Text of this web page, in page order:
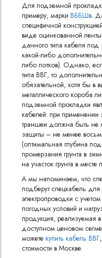
Для подземной
примеру, марки ВББШв.
специфичной
виде оцинкованной
данного типа кабеля под
какой-либо
либо лотков). Однако,
типа ВВГ, то
обязательной, хотя бы в
металлического короба
подземной прокладки
кабелей: при применении
траншеи должна быть не
защиты – не менее
(оптимальная глубина
промерзания грунта в
на участок грунта в
А мы напоминаем, что
подберут спецкабель
электропроводки с
погодных условий и
продукция, реализуемая
доступном ценовом
можете купить кабель ВВГ
стоимости в Москве.